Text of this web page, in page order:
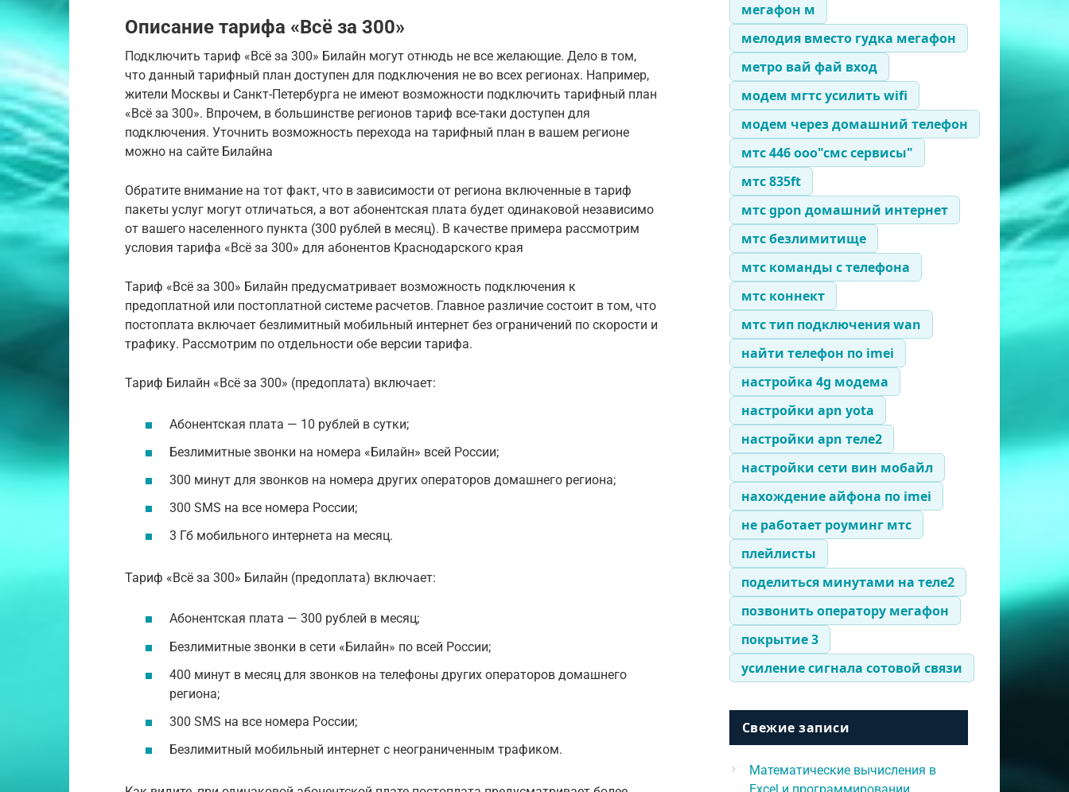
Описание тарифа «Всё за 300»
Подключить тариф «Всё за 300» Билайн могут отнюдь не все желающие. Дело в том,
что данный тарифный план доступен для подключения не во всех регионах. Например,
жители Москвы и Санкт-Петербурга не имеют возможности подключить тарифный план
«Всё за 300». Впрочем, в большинстве регионов тариф все-таки доступен для
подключения. Уточнить возможность перехода на тарифный план в вашем регионе
можно на сайте Билайна
Обратите внимание на тот факт, что в зависимости от региона включенные в тариф
пакеты услуг могут отличаться, а вот абонентская плата будет одинаковой независимо
от вашего населенного пункта (300 рублей в месяц). В качестве примера рассмотрим
условия тарифа «Всё за 300» для абонентов Краснодарского края
Тариф «Всё за 300» Билайн предусматривает возможность подключения к
предоплатной или постоплатной системе расчетов. Главное различие состоит в том, что
постоплата включает безлимитный мобильный интернет без ограничений по скорости и
трафику. Рассмотрим по отдельности обе версии тарифа.
Тариф Билайн «Всё за 300» (предоплата) включает:
Абонентская плата — 10 рублей в сутки;
Безлимитные звонки на номера «Билайн» всей России;
300 минут для звонков на номера других операторов домашнего региона;
300 SMS на все номера России;
3 Гб мобильного интернета на месяц.
Тариф «Всё за 300» Билайн (предоплата) включает:
Абонентская плата — 300 рублей в месяц;
Безлимитные звонки в сети «Билайн» по всей России;
400 минут в месяц для звонков на телефоны других операторов домашнего
региона;
300 SMS на все номера России;
Безлимитный мобильный интернет с неограниченным трафиком.
мегафон м
мелодия вместо гудка мегафон
метро вай фай вход
модем мгтс усилить wifi
модем через домашний телефон
мтс 446 ооо"смс сервисы"
мтс 835ft
мтс gpon домашний интернет
мтс безлимитище
мтс команды с телефона
мтс коннект
мтс тип подключения wan
найти телефон по imei
настройка 4g модема
настройки apn yota
настройки apn теле2
настройки сети вин мобайл
нахождение айфона по imei
не работает роуминг мтс
плейлисты
поделиться минутами на теле2
позвонить оператору мегафон
покрытие 3
усиление сигнала сотовой связи
Свежие записи
Математические вычисления в